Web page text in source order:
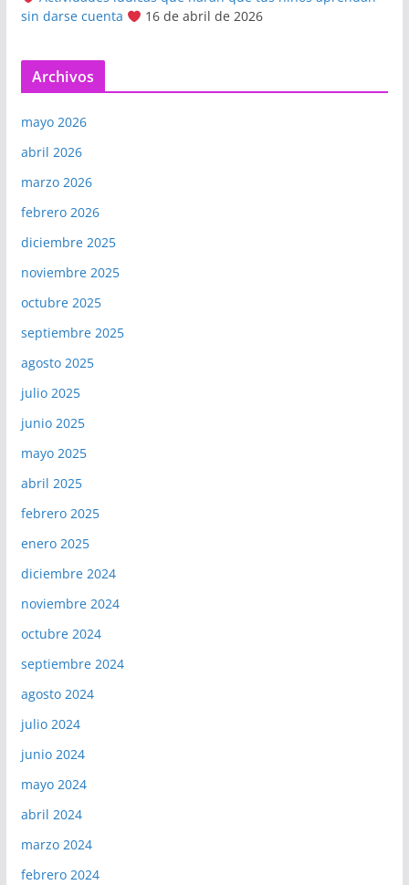
sin darse cuenta
16 de abril de 2026
Archivos
mayo 2026
abril 2026
marzo 2026
febrero 2026
diciembre 2025
noviembre 2025
octubre 2025
septiembre 2025
agosto 2025
julio 2025
junio 2025
mayo 2025
abril 2025
febrero 2025
enero 2025
diciembre 2024
noviembre 2024
octubre 2024
septiembre 2024
agosto 2024
julio 2024
junio 2024
mayo 2024
abril 2024
marzo 2024
febrero 2024